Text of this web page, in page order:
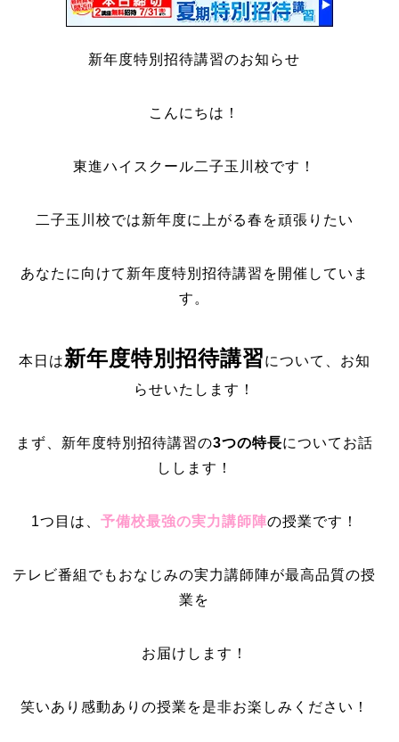
新年度特別招待講習のお知らせ
こんにちは！
東進ハイスクール二子玉川校です！
二子玉川校では新年度に上がる春を頑張りたい
あなたに向けて新年度特別招待講習を開催していま
す。
本日は新年度特別招待講習について、お知
らせいたします！
まず、新年度特別招待講習の3つの特長についてお話
しします！
1つ目は、 予備校最強の実力講師陣の授業です！
テレビ番組でもおなじみの実力講師陣が最高品質の授
業を
お届けします！
笑いあり感動ありの授業を是非お楽しみください！